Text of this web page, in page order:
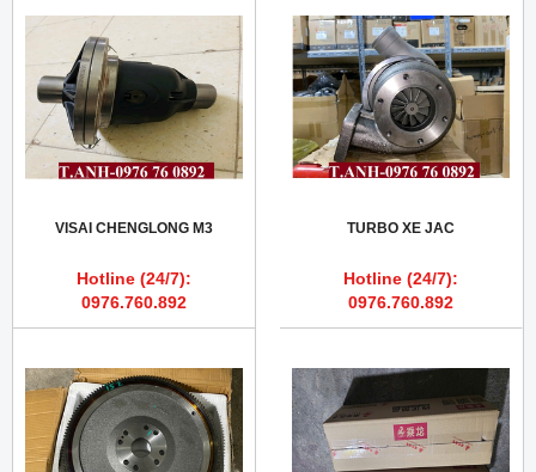
VISAI CHENGLONG M3
Hotline (24/7):
0976.760.892
TURBO XE JAC
Hotline (24/7):
0976.760.892